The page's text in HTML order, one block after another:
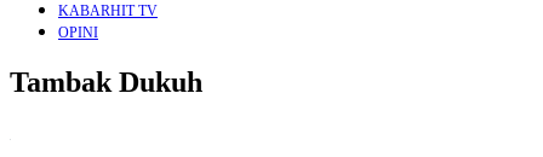
KABARHIT TV
OPINI
Tambak Dukuh